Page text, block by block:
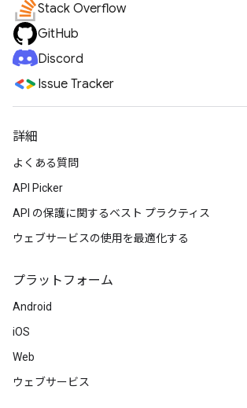
Stack Overflow
GitHub
Discord
Issue Tracker
詳細
よくある質問
API Picker
API の保護に関するベスト プラクティス
ウェブサービスの使用を最適化する
プラットフォーム
Android
iOS
Web
ウェブサービス